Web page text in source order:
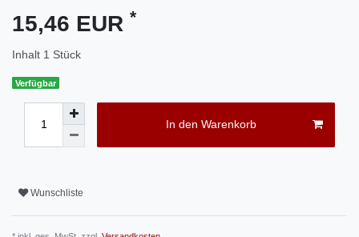
15,46 EUR *
Inhalt 1 Stück
Verfügbar
In den Warenkorb
Wunschliste